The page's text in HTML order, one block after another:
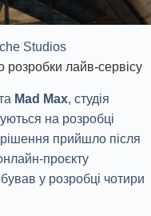
Studios
лайв-сервісу
Mad Max, студія
на розробці
прийшло після
проєкту
у розробці чотири